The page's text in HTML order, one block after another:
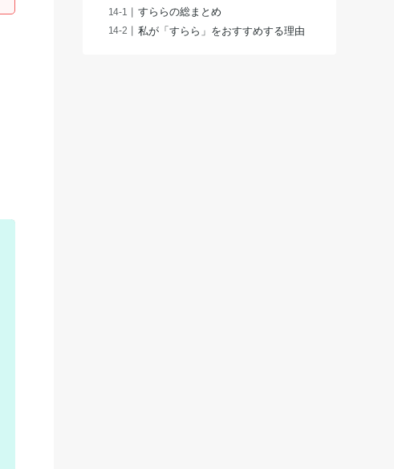
すららの総まとめ
私が「すらら」をおすすめする理由